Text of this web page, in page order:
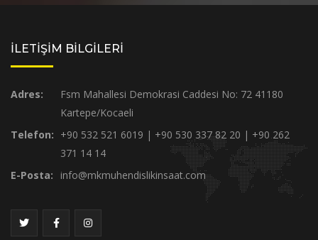
İLETİŞİM BİLGİLERİ
Adres:
Fsm Mahallesi Demokrasi Caddesi No: 72 41180
Kartepe/Kocaeli
Telefon: +90 532 521 6019 | +90 530 337 82 20 | +90 262
371 14 14
E-Posta:
info@mkmuhendislikinsaat.com